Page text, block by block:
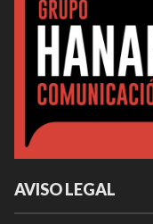
AVISO LEGAL